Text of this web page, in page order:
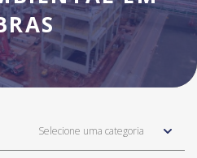
Selecione uma categoria